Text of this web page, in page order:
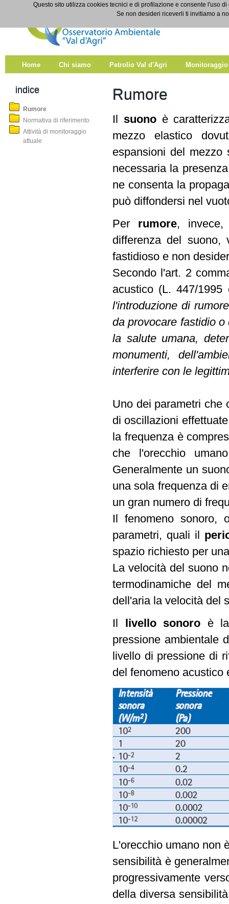
Salta al contenuto
Rumore
Home Chi siamo Petrolio Val d'Agri Monitoraggio
indice
Rumore
Normativa di riferimento
Attività di monitoraggio
attuale
Rumore
Il suonoè
mezzo elastico
espansioni del
necessaria la
ne consenta la
può diffondersi nel
Per rumore, invece,
differenza del suono,
fastidioso e non
Secondo l'art. 2
acustico (L. 447/
l'introduzione di
da provocare fastidio
la salute umana,
monumenti,
interferire con le
Uno dei parametri
di oscillazioni
la frequenza è
che l'orecchio
Generalmente un
una sola frequenza di
un gran numero di
Il fenomeno sonoro,
parametri, quali il
spazio richiesto per
La velocità del suono
termodinamiche del
dell'aria la velocità del
Il
livello sonoro è
pressione ambientale
livello di pressione di
del fenomeno acustico
L'orecchio umano non
sensibilità è
progressivamente
della diversa
Questo sito utilizza cookies tecnici e di profilazione e consente l'uso
Se non desideri riceverli ti invitiamo a